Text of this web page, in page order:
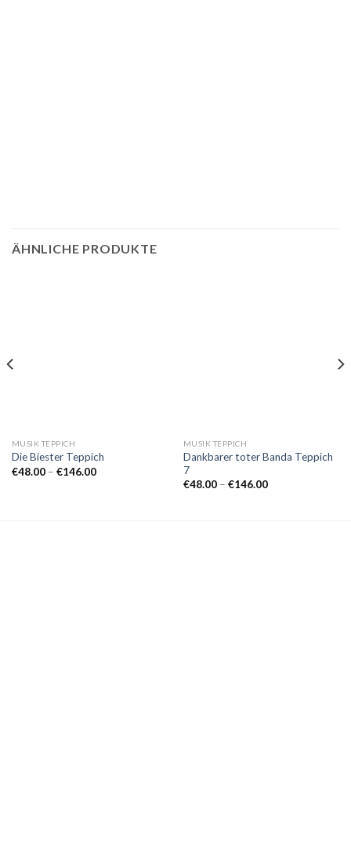
ÄHNLICHE PRODUKTE
MUSIK TEPPICH
Die Biester Teppich
€48.00 – €146.00Preisspanne:
MUSIK TEPPICH
Dankbarer toter Banda Teppich
7
€48.00 – €146.00Preisspanne: